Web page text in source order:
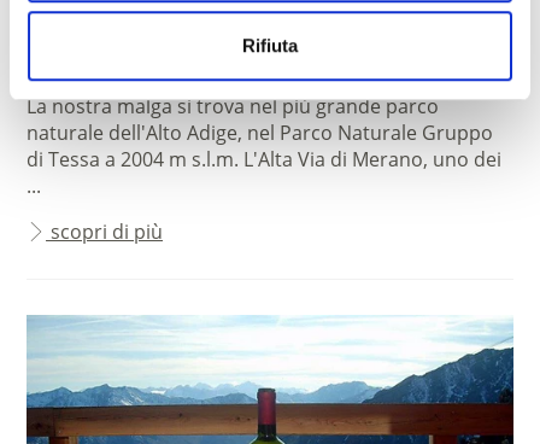
Rifiuta
Senales
La nostra malga si trova nel più grande parco
naturale dell'Alto Adige, nel Parco Naturale Gruppo
di Tessa a 2004 m s.l.m. L'Alta Via di Merano, uno dei
...
scopri di più